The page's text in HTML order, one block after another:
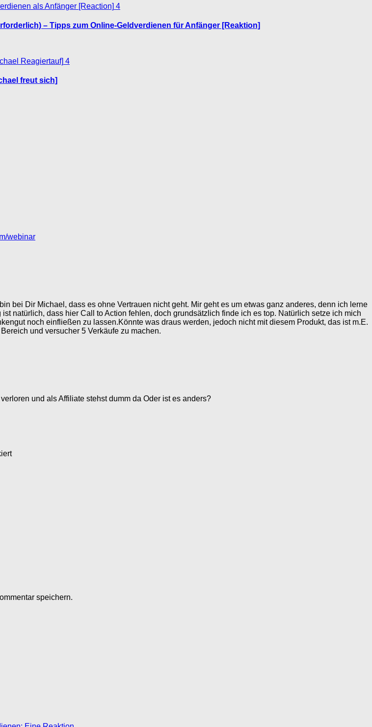
4
– Tipps zum Online-Geldverdienen für Anfänger [Reaktion]
4
freut sich]
webinar
bei Dir Michael, dass es ohne Vertrauen nicht geht. Mir geht es um etwas ganz anderes, denn ich lerne
natürlich, dass hier Call to Action fehlen, doch grundsätzlich finde ich es top. Natürlich setze ich mich
noch einfließen zu lassen.Könnte was draus werden, jedoch nicht mit diesem Produkt, das ist m.E.
und versucher 5 Verkäufe zu machen.
und als Affiliate stehst dumm da Oder ist es anders?
speichern.